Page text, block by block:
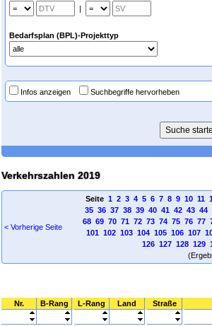
|
Bedarfsplan (BPL)-Projekttyp
Infos anzeigen Suchbegriffe hervorheben
Verkehrszahlen 2019
< Vorherige Seite
Seite 1 2 3 4 5 6 7 8 9 10 11
35 36 37 38 39 40 41 42 43 44
68 69 70 71 72 73 74 75 76 77
101 102 103 104 105 106 107
126 127 128 129
Nr. B-Rang L-Rang Land Straße